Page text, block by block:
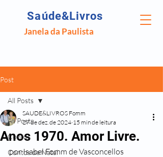
Saúde&Livros
Janela da Paulista
Post
All Posts
Contos
Contos de Natal
All Posts
Anos 1970. Amor Livre.
SAUDE&LIVROS Fomm
27 de dez. de 2024 15 min de leitura
por Isabel Fomm de Vasconcellos